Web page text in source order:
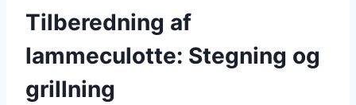
Tilberedning af
lammeculotte: Stegning og
grillning